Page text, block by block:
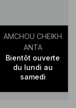
AMCHOU CHEIKH
ANTA
Bientôt ouverte
du lundi au
samedi